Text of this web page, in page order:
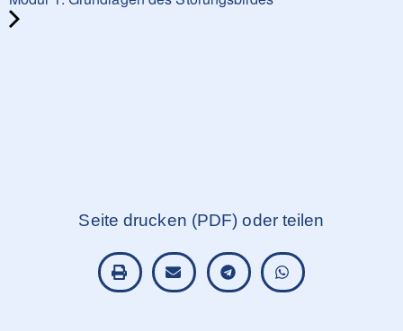
Seite drucken (PDF) oder teilen